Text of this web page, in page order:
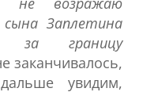
Заплетина
за границу
заканчивалось,
увидим,